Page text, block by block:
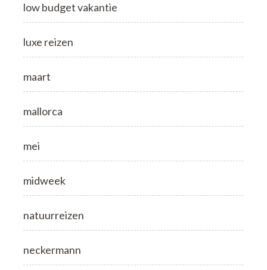
low budget vakantie
luxe reizen
maart
mallorca
mei
midweek
natuurreizen
neckermann